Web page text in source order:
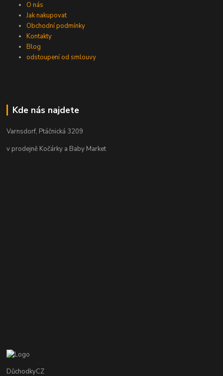
O nás
Jak nakupovat
Obchodní podmínky
Kontakty
Blog
odstoupení od smlouvy
Kde nás najdete
Varnsdorf, Ptáčnická 3209
v prodejně Kočárky a Baby Market
DůchodkyCZ